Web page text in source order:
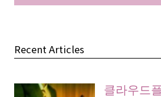
Recent Articles
클라우드